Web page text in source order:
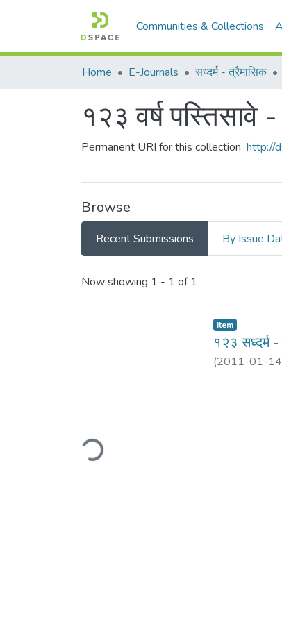
Communities & Collections
Home E-Journals सध्दर्म - त्रैमासिक
१२३ वर्ष पस्तिसावे
Permanent URI for this collection http://
Browse
Recent Submissions By Issue
Recent Submissions
Now showing 1 - 1 of 1
Loading...
Item
१२३ सध्दर्म
(2011-01-14